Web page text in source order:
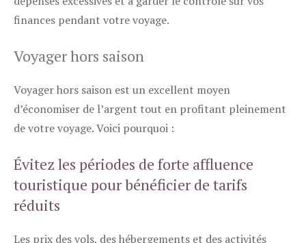
finances pendant votre voyage.
Voyager hors saison
Voyager hors saison est un excellent moyen
d’économiser de l’argent tout en profitant pleinement
de votre voyage. Voici pourquoi :
Évitez les périodes de forte affluence
touristique pour bénéficier de tarifs
réduits
Les prix des vols, des hébergements et des activités